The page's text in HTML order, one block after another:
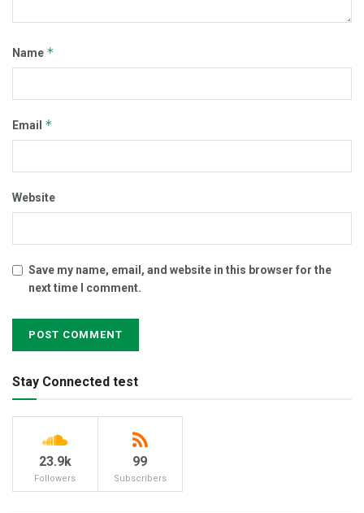
Name *
Email *
Website
Save my name, email, and website in this browser for the
next time I comment.
Stay Connected test
23.9k
Followers
99
Subscribers